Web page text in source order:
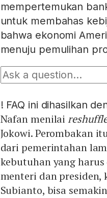
mempertemukan
untuk membahas
bahwa ekonomi
menuju pemulihan
! FAQ ini dihasilkan
Nafan menilai
Jokowi. Perombakan
dari pemerintahan
kebutuhan yang
menteri dan presiden,
Subianto, bisa